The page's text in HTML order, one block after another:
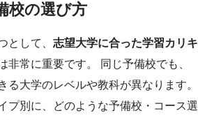
校の選び方
として、 志望大学に合った学習カリキ
非常に重要です。 同じ予備校でも、
る大学のレベルや教科が異なります。
プ別に、どのような予備校・コース選